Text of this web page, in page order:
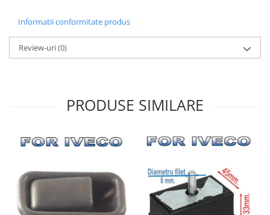
Informatii conformitate produs
Review-uri(0)
PRODUSE SIMILARE